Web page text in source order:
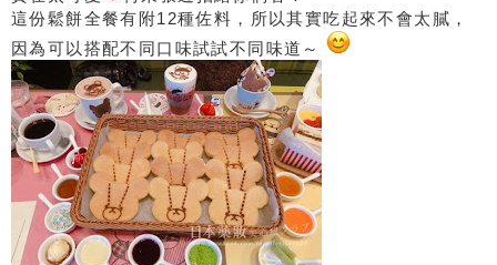
這份鬆餅全餐有附12種佐料，所以其實吃起來不會太膩，
因為可以搭配不同口味試試不同味道～